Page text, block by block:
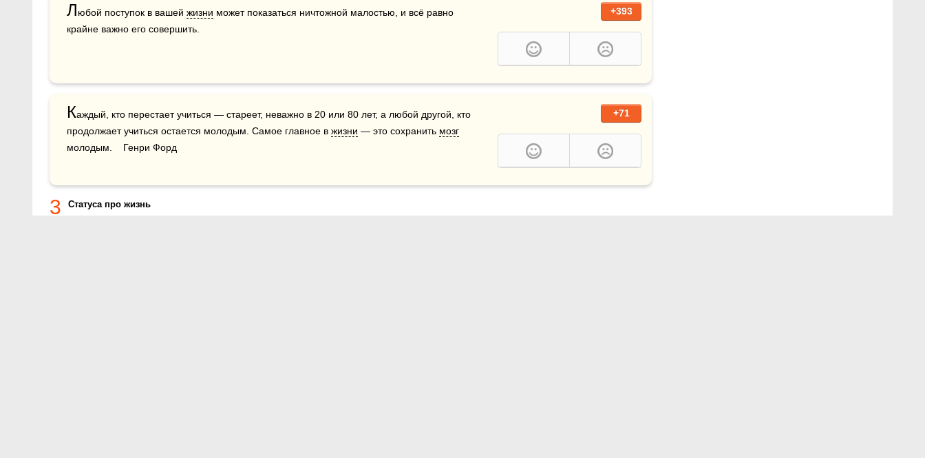
+393
Любой поступок в вашей жизни может показаться ничтожной малостью, и всё равно
крайне важно его совершить.
+71
Каждый, кто перестает учиться — стареет, неважно в 20 или 80 лет, а любой другой, кто
продолжает учиться остается молодым. Самое главное в жизни — это сохранить мозг
молодым.    Генри Форд
3 Статуса про жизнь